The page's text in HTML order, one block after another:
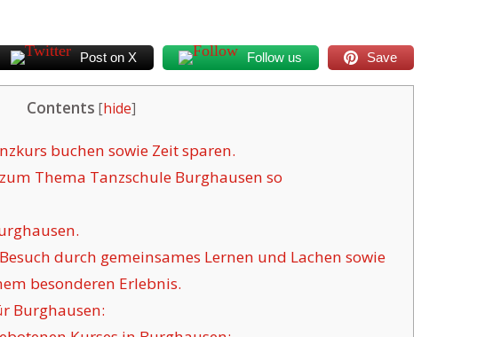
Post on X Follow us Save
Contents [hide]
buchen sowie Zeit sparen.
Thema Tanzschule Burghausen so
durch gemeinsames Lernen und Lachen sowie
besonderen Erlebnis.
Burghausen: